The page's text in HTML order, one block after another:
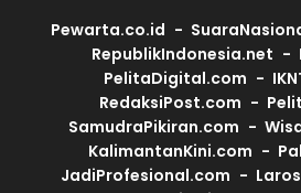
Pewarta.co.id
RepublikIndonesia.net
PelitaDigital.com
RedaksiPost.com
SamudraPikiran.com
KalimantanKini.com
JadiProfesional.com